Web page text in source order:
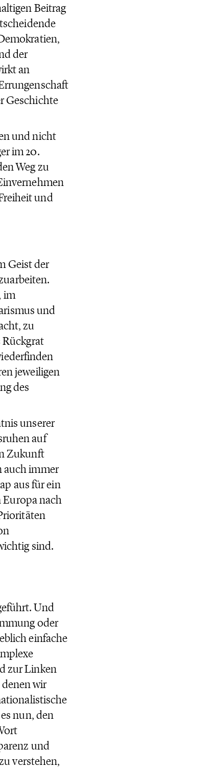
Beitrag
der
an
Geschichte
und nicht
im 20.
Weg zu
und
Geist der
im
und
zu
jeweiligen
des
unserer
auf
Zukunft
auch immer
aus für ein
Europa nach
sind.
Und
oder
einfache
zur Linken
wir
nun, den
und
verstehen,